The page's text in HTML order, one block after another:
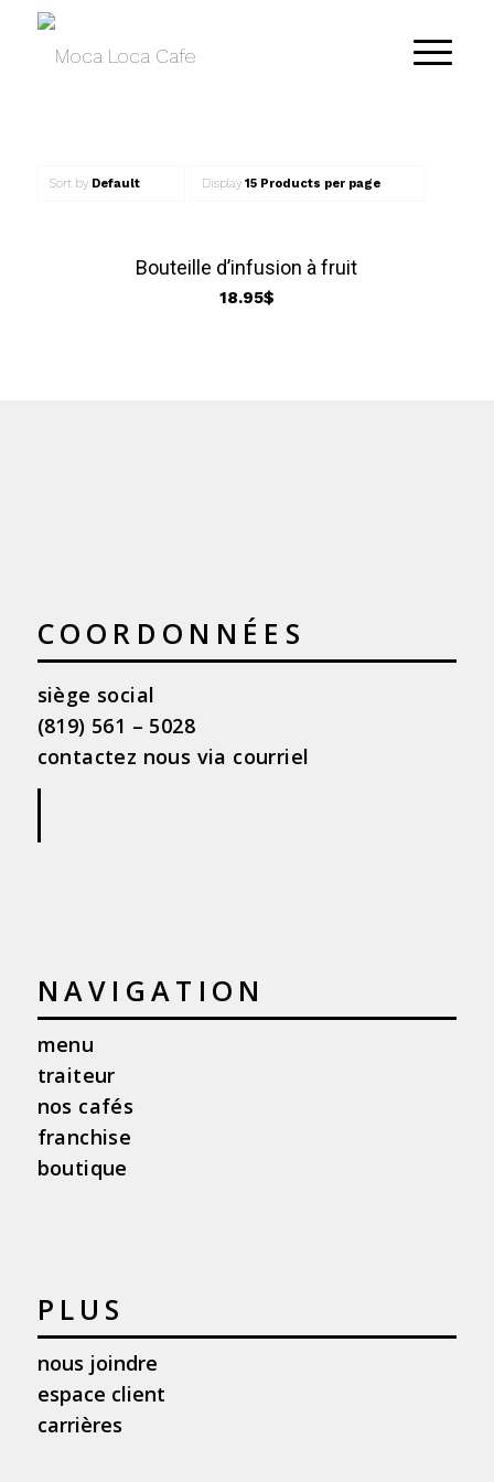
Sort by Default Display 15 Products per page
Bouteille d’infusion à fruit
18.95$
COORDONNÉES
siège social
(819) 561 – 5028
contactez nous via courriel
NAVIGATION
menu
traiteur
nos cafés
franchise
boutique
PLUS
nous joindre
espace client
carrières